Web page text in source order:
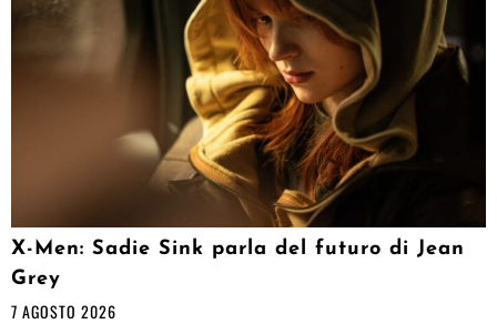
X-Men: Sadie Sink parla del futuro di Jean
Grey
7 AGOSTO 2026